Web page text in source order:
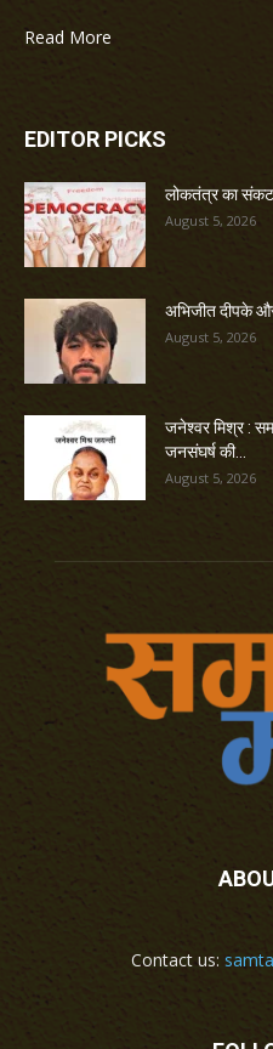
Read More
EDITOR PICKS
लोकतंत्र का
August 5, 2026
अभिजीत दीपके
August 5, 2026
जनेश्वर मिश्र :
जनसंघर्ष की...
August 5, 2026
Contact us: